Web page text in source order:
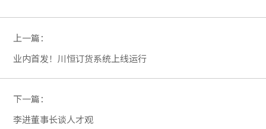
上一篇：
业内首发！川恒订货系统上线运行
下一篇：
李进董事长谈人才观